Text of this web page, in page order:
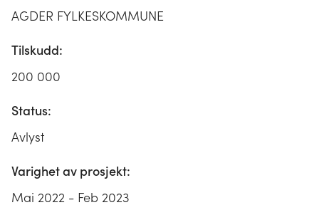
AGDER FYLKESKOMMUNE
Tilskudd:
200 000
Status:
Avlyst
Varighet av prosjekt:
Mai 2022 - Feb 2023